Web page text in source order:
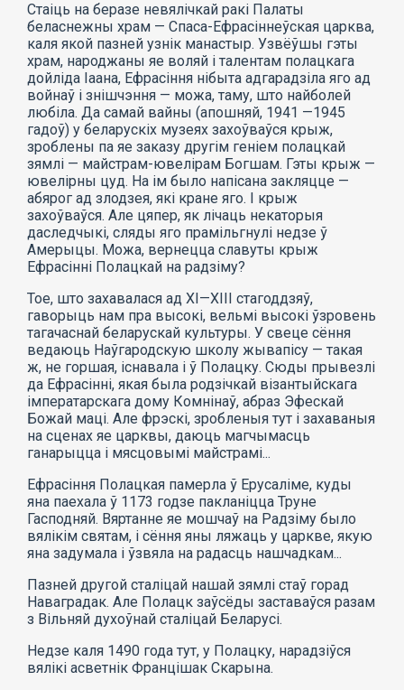
Стаіць на беразе невялічкай ракі Палаты
беласнежны храм — Спаса-Ефрасіннеўская царква,
каля якой пазней узнік манастыр. Узвёўшы гэты
храм, народжаны яе воляй і талентам полацкага
дойліда Іаана, Ефрасіння нібыта адгарадзіла яго ад
войнаў і знішчэння — можа, таму, што найболей
любіла. Да самай вайны (апошняй, 1941 —1945
гадоў) у беларускіх музеях захоўваўся крыж,
зроблены па яе заказу другім геніем полацкай
зямлі — майстрам-ювелірам Богшам. Гэты крыж —
ювелірны цуд. На ім было напісана закляцце —
абярог ад злодзея, які кране яго. I крыж
захоўваўся. Але цяпер, як лічаць некаторыя
даследчыкі, сляды яго прамільгнулі недзе ў
Амерыцы. Можа, вернецца славуты крыж
Ефрасінні Полацкай на радзіму?
Тое, што захавалася ад XI—XIII стагоддзяў,
гаворыць нам пра высокі, вельмі высокі ўзровень
тагачаснай беларускай культуры. У свеце сёння
ведаюць Наўгародскую школу жывапісу — такая
ж, не горшая, існавала і ў Полацку. Сюды прывезлі
да Ефрасінні, якая была родзічкай візантыйскага
імператарскага дому Комнінаў, абраз Эфескай
Божай маці. Але фрэскі, зробленыя тут і захаваныя
на сценах яе царквы, даюць магчымасць
ганарыцца і мясцовымі майстрамі...
Ефрасіння Полацкая памерла ў Ерусаліме, куды
яна паехала ў 1173 годзе пакланіцца Труне
Гасподняй. Вяртанне яе мошчаў на Радзіму было
вялікім святам, і сёння яны ляжаць у царкве, якую
яна задумала і ўзвяла на радасць нашчадкам...
Пазней другой сталіцай нашай зямлі стаў горад
Наваградак. Але Полацк заўсёды заставаўся разам
з Вільняй духоўнай сталіцай Беларусі.
Недзе каля 1490 года тут, у Полацку, нарадзіўся
вялікі асветнік Францішак Скарына.